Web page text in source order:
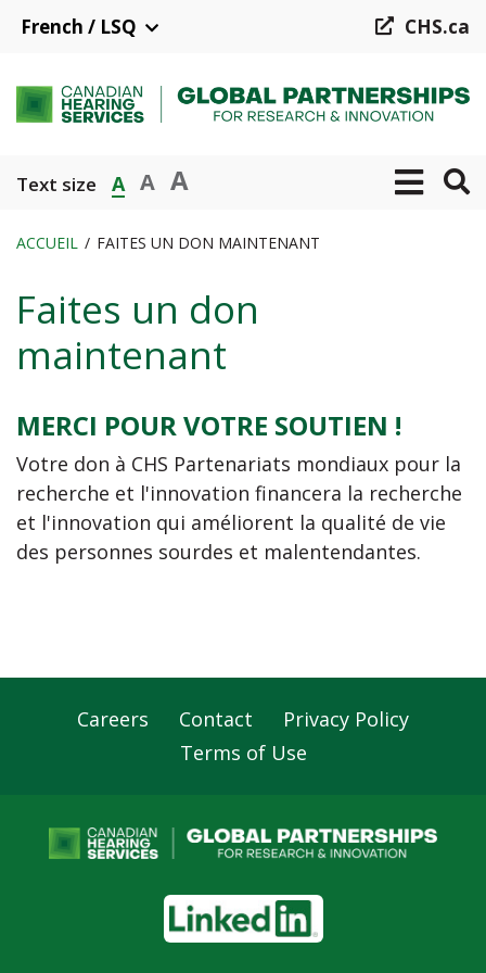
principal
French / LSQ CHS.ca
Text size A A A
d'Ariane
ACCUEIL FAITES UN DON MAINTENANT
Faites un don
maintenant
MERCI POUR VOTRE SOUTIEN !
Votre don à CHS Partenariats mondiaux pour la
recherche et l'innovation financera la recherche
et l'innovation qui améliorent la qualité de vie
des personnes sourdes et malentendantes.
Careers Contact
Privacy Policy
Terms of Use
LinkedIn